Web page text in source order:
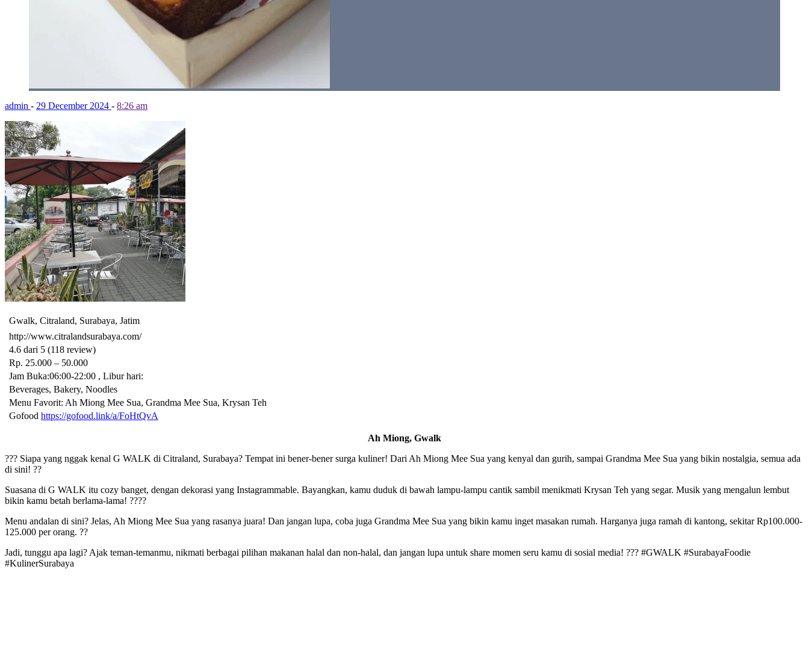
admin - 29 December 2024 - 8:26 am
Gwalk, Citraland, Surabaya, Jatim
http://www.citralandsurabaya.com/
4.6 dari 5 (118 review)
Rp. 25.000 – 50.000
Jam Buka:06:00-22:00 , Libur hari:
Beverages, Bakery, Noodles
Menu Favorit: Ah Miong Mee Sua, Grandma Mee Sua, Krysan Teh
Gofood https://gofood.link/a/FoHtQvA
Ah Miong, Gwalk
??? Siapa yang nggak kenal G WALK di Citraland, Surabaya? Tempat ini bener-bener surga kuliner! Dari Ah Miong Mee Sua yang kenyal dan gurih, sampai Grandma Mee Sua yang bikin nostalgia, semua ada
di sini! ??
Suasana di G WALK itu cozy banget, dengan dekorasi yang Instagrammable. Bayangkan, kamu duduk di bawah lampu-lampu cantik sambil menikmati Krysan Teh yang segar. Musik yang mengalun lembut
bikin kamu betah berlama-lama! ????
Menu andalan di sini? Jelas, Ah Miong Mee Sua yang rasanya juara! Dan jangan lupa, coba juga Grandma Mee Sua yang bikin kamu inget masakan rumah. Harganya juga ramah di kantong, sekitar Rp100.000-
125.000 per orang. ??
Jadi, tunggu apa lagi? Ajak teman-temanmu, nikmati berbagai pilihan makanan halal dan non-halal, dan jangan lupa untuk share momen seru kamu di sosial media! ??? #GWALK #SurabayaFoodie
#KulinerSurabaya